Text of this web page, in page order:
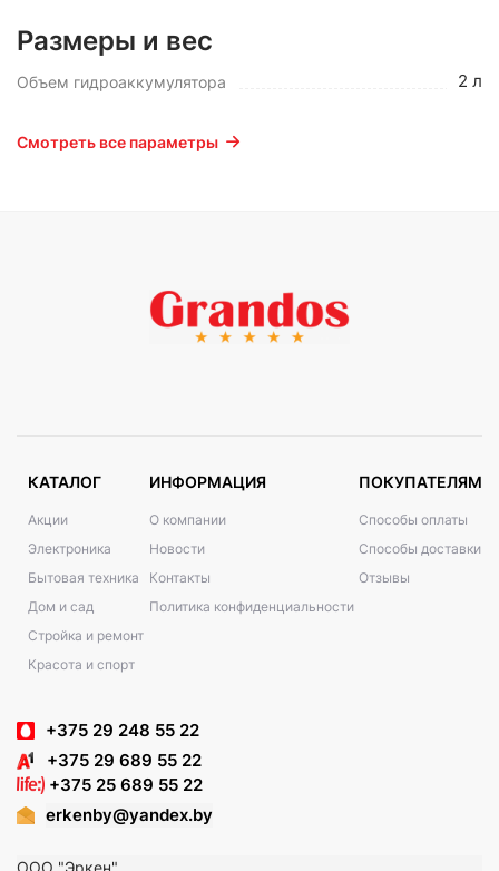
Размеры и вес
Объем гидроаккумулятора 2 л
Смотреть все параметры
КАТАЛОГ
Акции
Электроника
Бытовая техника
Дом и сад
Стройка и ремонт
Красота и спорт
ИНФОРМАЦИЯ
О компании
Новости
Контакты
Политика конфиденциальности
ПОКУПАТЕЛЯМ
Способы оплаты
Способы доставки
Отзывы
+375 29 248 55 22
+375 29 689 55 22
+375 25 689 55 22
erkenby@yandex.by
ООО "Эркен"